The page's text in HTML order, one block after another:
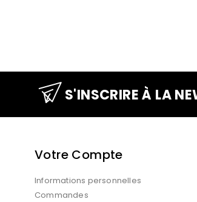
S'INSCRIRE À LA
Votre Compte
Informations personnelles
Commandes